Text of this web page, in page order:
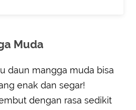
Muda
daun mangga muda bisa
enak dan segar!
dengan rasa sedikit